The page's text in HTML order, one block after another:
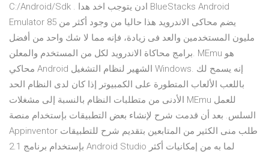
C:/Android/Sdk . ادن يتوجب اخد هدا BlueStacks Android
Emulator يضم محاكى الاندرويد هذا حاليا من وجود أكثر من 85
مليون المستخدمين والعد فى زيادة، فإنه مما لا شك واحد من أفضل
برامج محاكاة الاندرويد لكل من المستخدم والمعلن. MEmu هو
محاكي Android الشهير لنظام التشغيل Windows. إنه يسمح لك
باللعب الألعاب المتطورة على الكمبيوتر إذا كان لدى النظام الحد
الأدنى من متطلبات النظام بالنسبة إلى مشغلات MEmu للعمل
السلس. بعد أن قدمت شرح لإنشاء بعض التطبيقات بإستخدام منصة
Appinventor طلب منى الكثير من المتابعين بتقديم شرح للتطبيقات
بإستخدام برنامج 2.1 Android Studio لما به من إمكانيات أكثر